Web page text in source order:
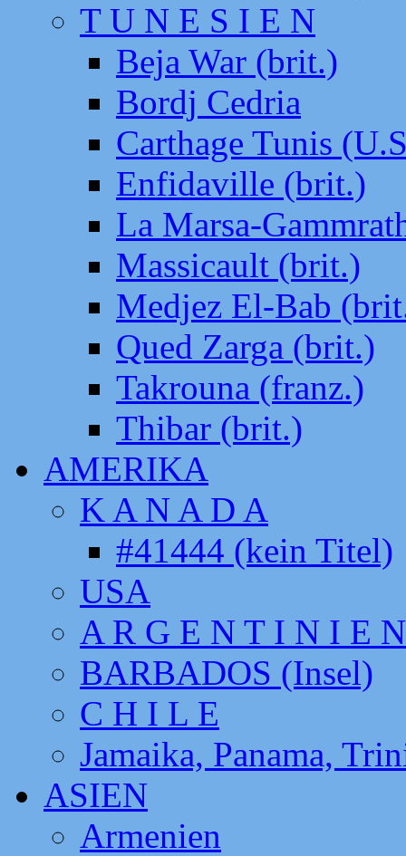
T U N E S I E N
Beja War (brit.)
Bordj Cedria
Carthage Tunis
Enfidaville (brit.)
La Marsa-
Massicault (brit.)
Medjez El-Bab
Qued Zarga (brit.)
Takrouna (franz.)
Thibar (brit.)
AMERIKA
K A N A D A
#41444 (kein Titel)
USA
A R G E N T I N I E N
BARBADOS (Insel)
C H I L E
Jamaika, Panama,
ASIEN
Armenien